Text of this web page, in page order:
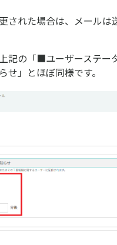
された場合は、メールは
記の「■ユーザーステー
せ」とほぼ同様です。